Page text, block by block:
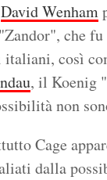
David Wenham
che fu
così
, il Koenig
non
Cage
dalla